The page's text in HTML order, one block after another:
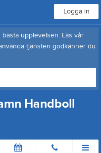
Logga in
upplevelsen. Läs vår
tjänsten godkänner du
Handboll